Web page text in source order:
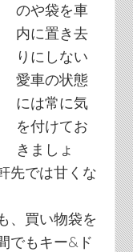
のや袋を車
内に置き去
りにしない
愛車の状態
には常に気
を付けてお
きましょ
先では甘くな
、買い物袋を
でもキー&ド